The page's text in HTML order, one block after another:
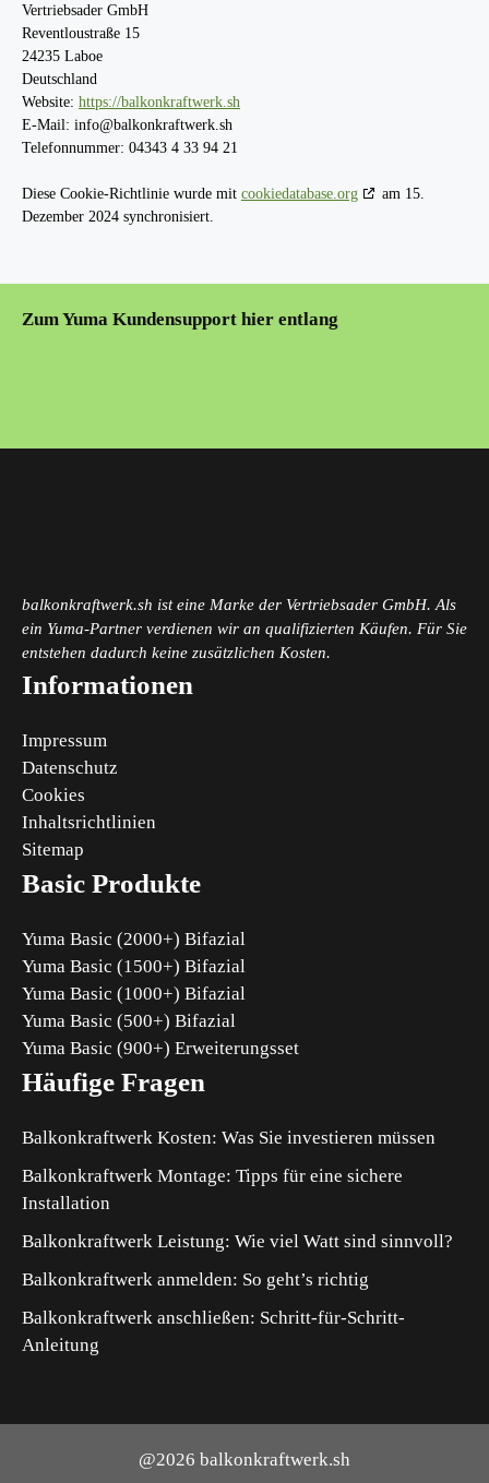
Vertriebsader GmbH
Reventloustraße 15
24235 Laboe
Deutschland
Website: https://balkonkraftwerk.sh
E-Mail: info@balkonkraftwerk.sh
Telefonnummer: 04343 4 33 94 21
Diese Cookie-Richtlinie wurde mit cookiedatabase.org
am 15.
Dezember 2024 synchronisiert.
Zum Yuma Kundensupport hier entlang
balkonkraftwerk.sh ist eine Marke der Vertriebsader GmbH. Als
ein Yuma-Partner verdienen wir an qualifizierten Käufen. Für Sie
entstehen dadurch keine zusätzlichen Kosten.
Informationen
Impressum
Datenschutz
Cookies
Inhaltsrichtlinien
Sitemap
Basic Produkte
Yuma Basic (2000+) Bifazial
Yuma Basic (1500+) Bifazial
Yuma Basic (1000+) Bifazial
Yuma Basic (500+) Bifazial
Yuma Basic (900+) Erweiterungsset
Häufige Fragen
Balkonkraftwerk Kosten: Was Sie investieren müssen
Balkonkraftwerk Montage: Tipps für eine sichere
Installation
Balkonkraftwerk Leistung: Wie viel Watt sind sinnvoll?
Balkonkraftwerk anmelden: So geht’s richtig
Balkonkraftwerk anschließen: Schritt-für-Schritt-
Anleitung
@2026 balkonkraftwerk.sh
Produkt zum Warenkorb hinzugefügt.